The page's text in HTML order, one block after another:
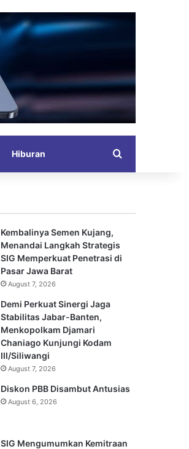
Hiburan
Kembalinya Semen Kujang,
Menandai Langkah Strategis
SIG Memperkuat Penetrasi di
Pasar Jawa Barat
August 7, 2026
Demi Perkuat Sinergi Jaga
Stabilitas Jabar-Banten,
Menkopolkam Djamari
Chaniago Kunjungi Kodam
III/Siliwangi
August 7, 2026
Diskon PBB Disambut Antusias
August 6, 2026
SIG Mengumumkan Kemitraan